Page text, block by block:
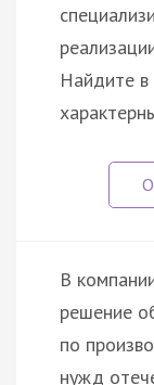
Найдите в
В
решение
по
нужд